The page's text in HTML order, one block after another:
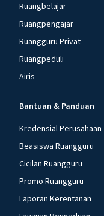
Ruangbelajar
Ruangpengajar
Ruangguru Privat
Ruangpeduli
Airis
Bantuan & Panduan
Kredensial Perusahaan
Beasiswa Ruangguru
Cicilan Ruangguru
Promo Ruangguru
Laporan Kerentanan